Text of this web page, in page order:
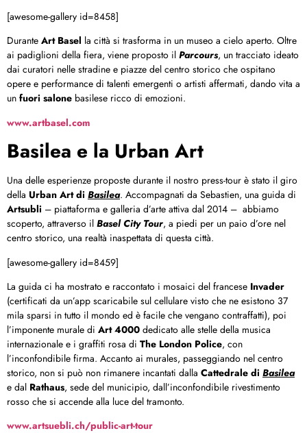
[awesome-gallery id=8458]
Durante Art Basel la città si trasforma in un museo a cielo aperto. Oltre
ai padiglioni della fiera, viene proposto il Parcours, un tracciato ideato
dai curatori nelle stradine e piazze del centro storico che ospitano
opere e performance di talenti emergenti o artisti affermati, dando vita a
un fuori salone basilese ricco di emozioni.
www.artbasel.com
Basilea e la Urban Art
Una delle esperienze proposte durante il nostro press-tour è stato il giro
della Urban Art di Basilea. Accompagnati da Sebastien, una guida di
Artsubli – piattaforma e galleria d’arte attiva dal 2014 – abbiamo
scoperto, attraverso il Basel City Tour, a piedi per un paio d’ore nel
centro storico, una realtà inaspettata di questa città.
[awesome-gallery id=8459]
La guida ci ha mostrato e raccontato i mosaici del francese Invader
(certificati da un’app scaricabile sul cellulare visto che ne esistono 37
mila sparsi in tutto il mondo ed è facile che vengano contraffatti), poi
l’imponente murale di Art 4000 dedicato alle stelle della musica
internazionale e i graffiti rosa di The London Police, con
l’inconfondibile firma. Accanto ai murales, passeggiando nel centro
storico, non si può non rimanere incantati dalla Cattedrale di Basilea
e dal Rathaus, sede del municipio, dall’inconfondibile rivestimento
rosso che si accende alla luce del tramonto.
www.artsuebli.ch/public-art-tour